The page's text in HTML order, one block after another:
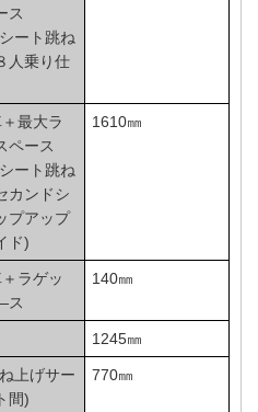
ス
ート跳ね
人乗り仕
最大ラ
ペース
ート跳ね
カンドシ
プアップ
ド)
1610㎜
ラゲッ
ス
140㎜
1245㎜
上げサー
間)
770㎜